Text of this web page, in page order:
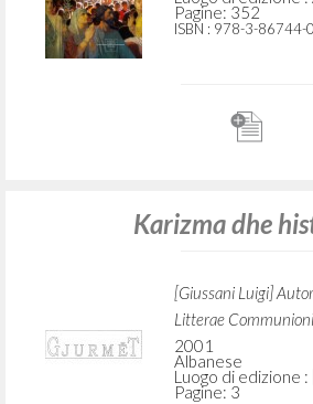
Pagine: 352
ISBN : 978-3-86744-
Karizma dhe
[Giussani Luigi]
Litterae
2001
Albanese
Luogo di edizione :
Pagine: 3